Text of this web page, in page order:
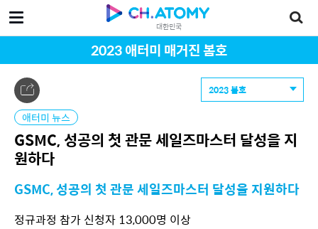
대한민국
2023 애터미 매거진 봄호
2023 봄호
애터미 뉴스
GSMC, 성공의 첫 관문 세일즈마스터 달성을 지
원하다
GSMC, 성공의 첫 관문 세일즈마스터 달성을 지원하다
정규과정 참가 신청자 13,000명 이상